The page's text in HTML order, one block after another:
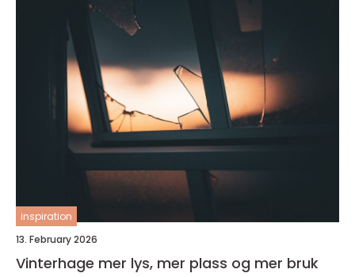
inspiration
13. February 2026
Vinterhage mer lys, mer plass og mer bruk